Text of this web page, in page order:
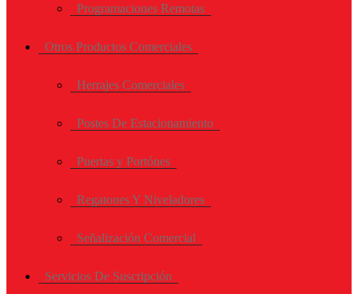
Programaciones Remotas
Otros Productos Comerciales
Herrajes Comerciales
Postes De Estacionamiento
Puertas y Portónes
Regatones Y Niveladores
Señalización Comercial
Servicios De Suscripción